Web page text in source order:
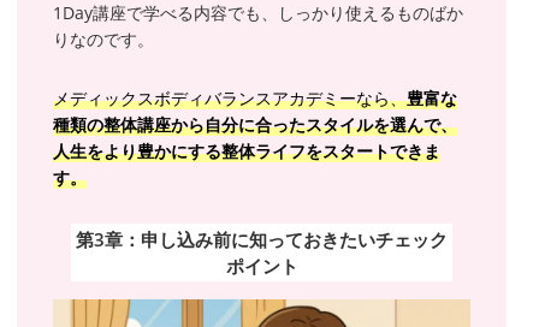
1Day講座で学べる内容でも、しっかり使えるものばか
りなのです。
メディックスボディバランスアカデミーなら、豊富な
種類の整体講座から自分に合ったスタイルを選んで、
人生をより豊かにする整体ライフをスタートできま
す。
第3章：申し込み前に知っておきたいチェック
ポイント